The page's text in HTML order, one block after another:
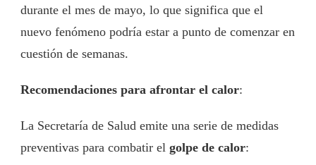
durante el mes de mayo, lo que significa que el
nuevo fenómeno podría estar a punto de comenzar en
cuestión de semanas.
Recomendaciones para afrontar el calor:
La Secretaría de Salud emite una serie de medidas
preventivas para combatir el golpe de calor: